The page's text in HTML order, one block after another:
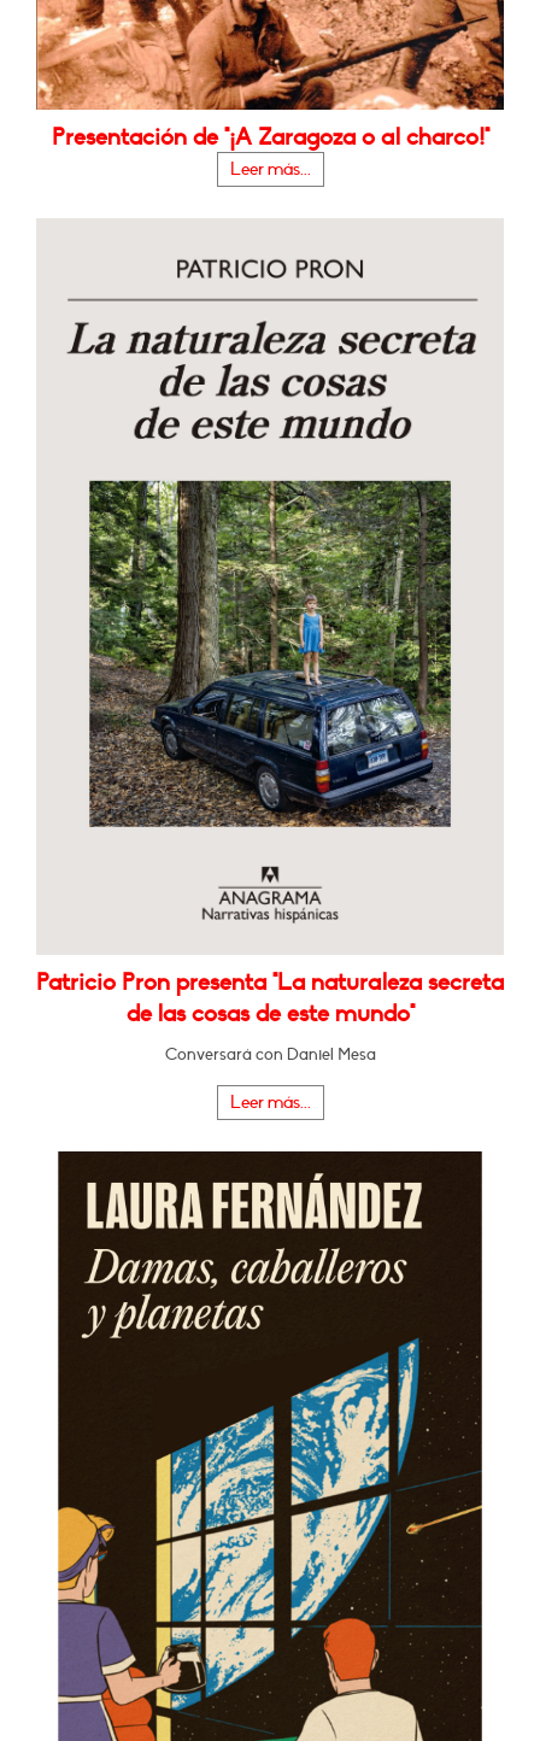
Presentación de "¡A Zaragoza o al charco!"
Leer más...
Patricio Pron presenta "La naturaleza secreta
de las cosas de este mundo"
Conversará con Daniel Mesa
Leer más...